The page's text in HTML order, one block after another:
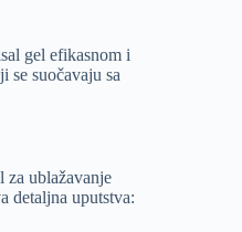
gel efikasnom i
se suočavaju sa
za ublažavanje
detaljna uputstva: